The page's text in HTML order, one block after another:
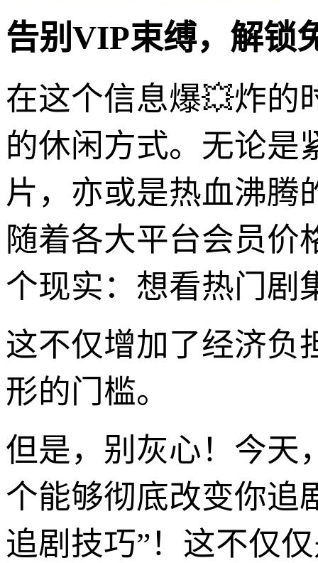
告别VIP束缚，解锁
在这个信息爆💥炸的
的休闲方式。无论是
片，亦或是热血沸腾
随着各大平台会员价
个现实：想看热门剧
这不仅增加了经济负
形的门槛。
但是，别灰心！今天
个能够彻底改变你追
追剧技巧”！这不仅